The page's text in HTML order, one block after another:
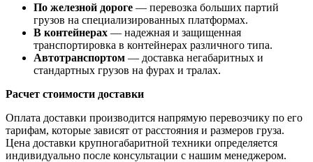
По железной дороге — перевозка больших партий
грузов на специализированных платформах.
В контейнерах — надежная и защищенная
транспортировка в контейнерах различного типа.
Автотранспортом — доставка негабаритных и
стандартных грузов на фурах и тралах.
Расчет стоимости доставки
Оплата доставки производится напрямую перевозчику по его
тарифам, которые зависят от расстояния и размеров груза.
Цена доставки крупногабаритной техники определяется
индивидуально после консультации с нашим менеджером.